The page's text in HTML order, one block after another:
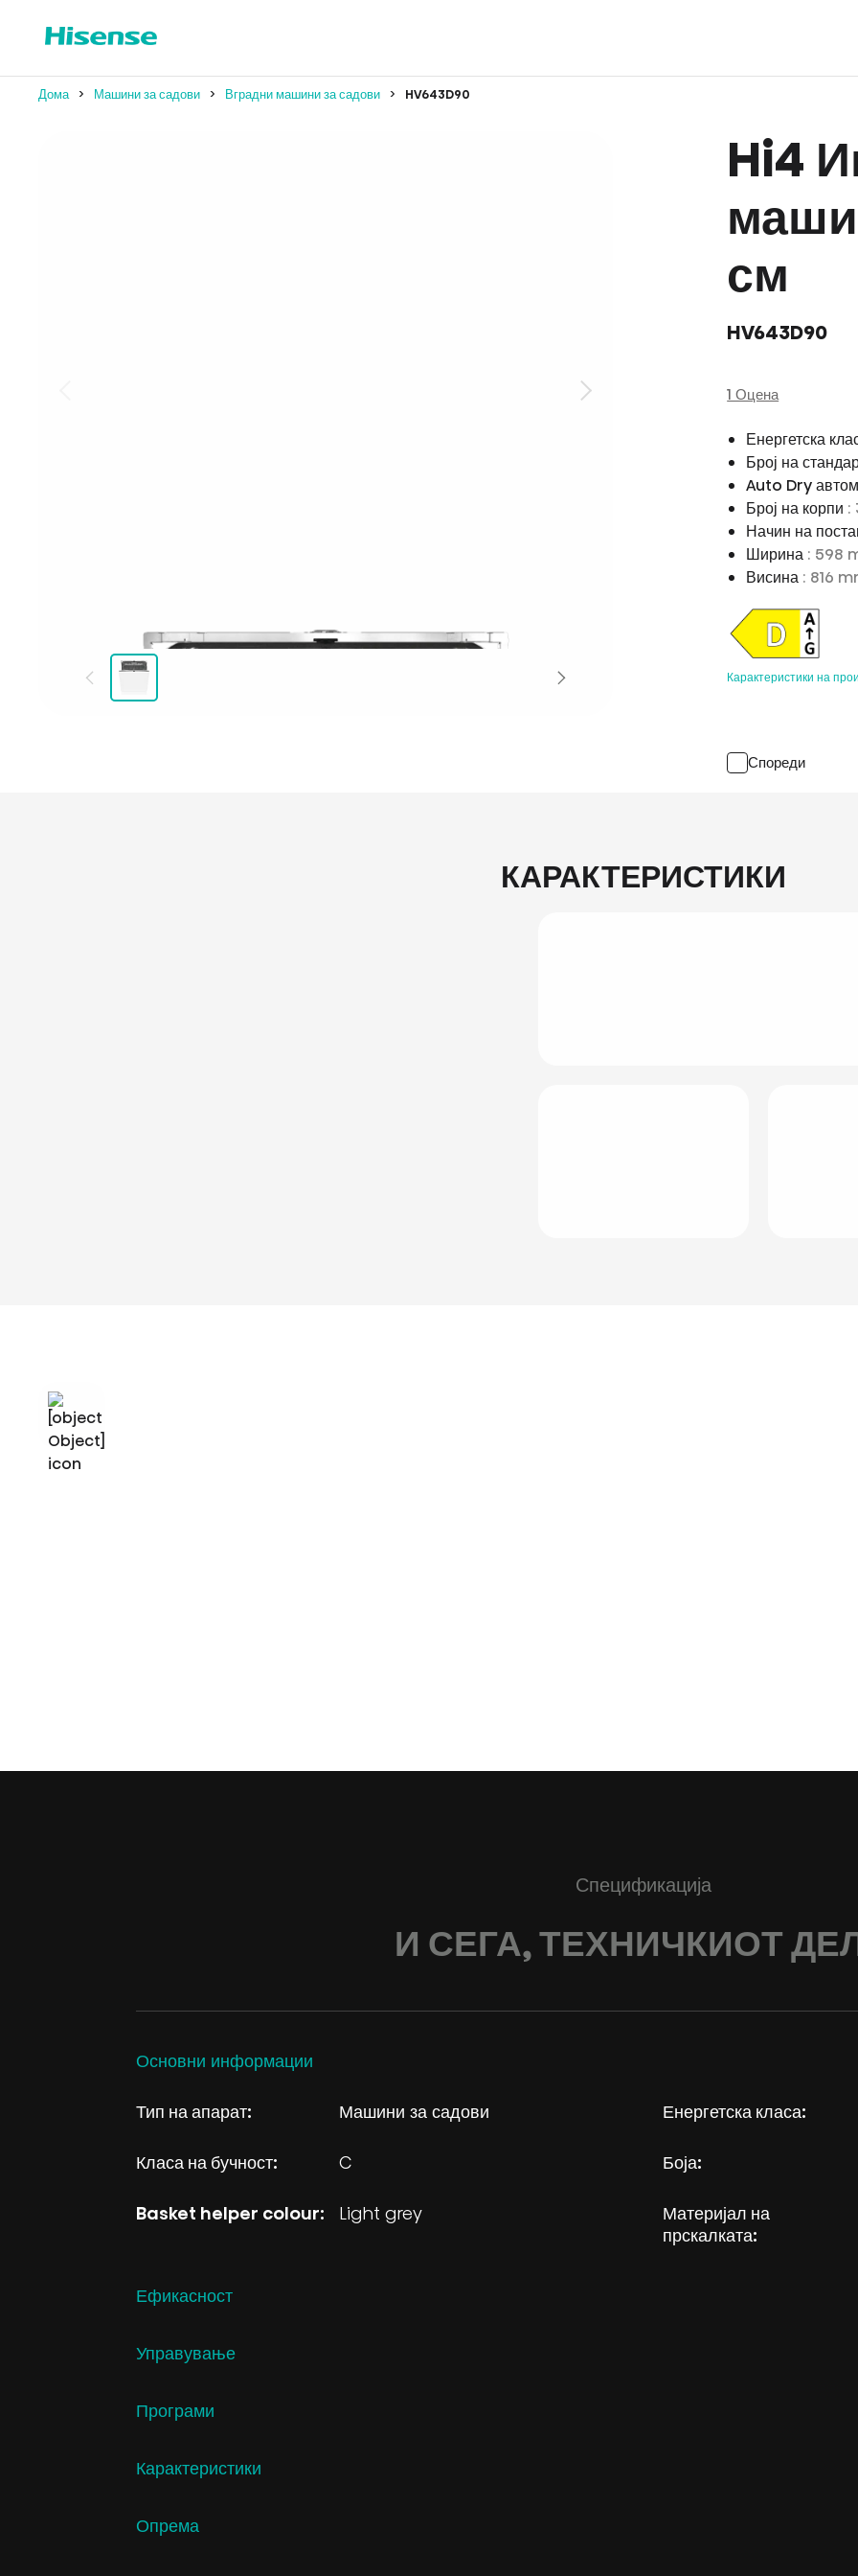
Дома Машини за садови Вградни машини за садови HV643D90
Hi4
см
HV643D90
1 Оцена
Енергетска
Број на
Auto Dry
Број на корпи :
Начин на
Ширина : 598
Висина : 816
Карактеристики на
Спореди
КАРАКТЕРИСТИКИ
Спецификација
И СЕГА, ТЕХНИЧКИОТ
Основни информации
Тип на апарат: Машини за садови Енергетска класа:
Класа на бучност: C Боја:
Basket helper colour: Light grey
Материјал на
прскалката:
Ефикасност
Управување
Програми
Карактеристики
Опрема